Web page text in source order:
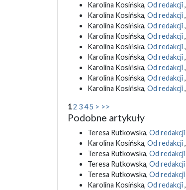
Karolina Kosińska, Od redakcji,
Karolina Kosińska, Od redakcji,
Karolina Kosińska, Od redakcji,
Karolina Kosińska, Od redakcji,
Karolina Kosińska, Od redakcji,
Karolina Kosińska, Od redakcji,
Karolina Kosińska, Od redakcji,
Karolina Kosińska, Od redakcji,
Karolina Kosińska, Od redakcji,
1 2 3 4 5 > >>
Podobne artykuły
Teresa Rutkowska, Od redakcji
Karolina Kosińska, Od redakcji,
Teresa Rutkowska, Od redakcji
Teresa Rutkowska, Od redakcji
Teresa Rutkowska, Od redakcji
Karolina Kosińska, Od redakcji,